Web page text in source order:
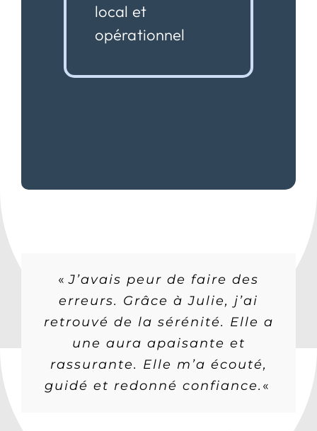
local et
opérationnel
«J’avais peur de faire des
erreurs. Grâce à Julie, j’ai
retrouvé de la sérénité. Elle a
une aura apaisante et
rassurante. Elle m’a écouté,
guidé et redonné confiance. «
« Je craignais de ne pas
respecter la législation.
Aujourd’hui, j’ai des repères,
des outils prêts à l’emploi. Je
me sens serein et confiant. »
« Grâce à cet
accompagnement, nous avons
intégré 2 bons profils sur 2
postes clés. Nous envisageons
l’avenir avec optimisme. »
« Je me sens plus compétente
sur les sujets RH. Julie m’a
apporté sérénité et
confiance. »